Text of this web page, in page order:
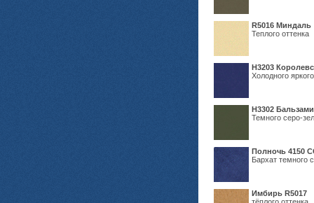
R5016 Миндаль
Теплого оттенка
Н3203
Холодного
Н3302
Темного серо-
Полночь 4150
Бархат темного
Имбирь R5017